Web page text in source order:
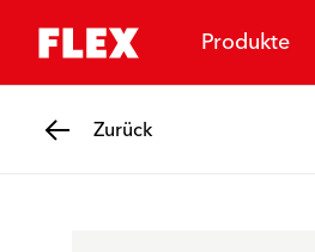
Produkte
Zurück